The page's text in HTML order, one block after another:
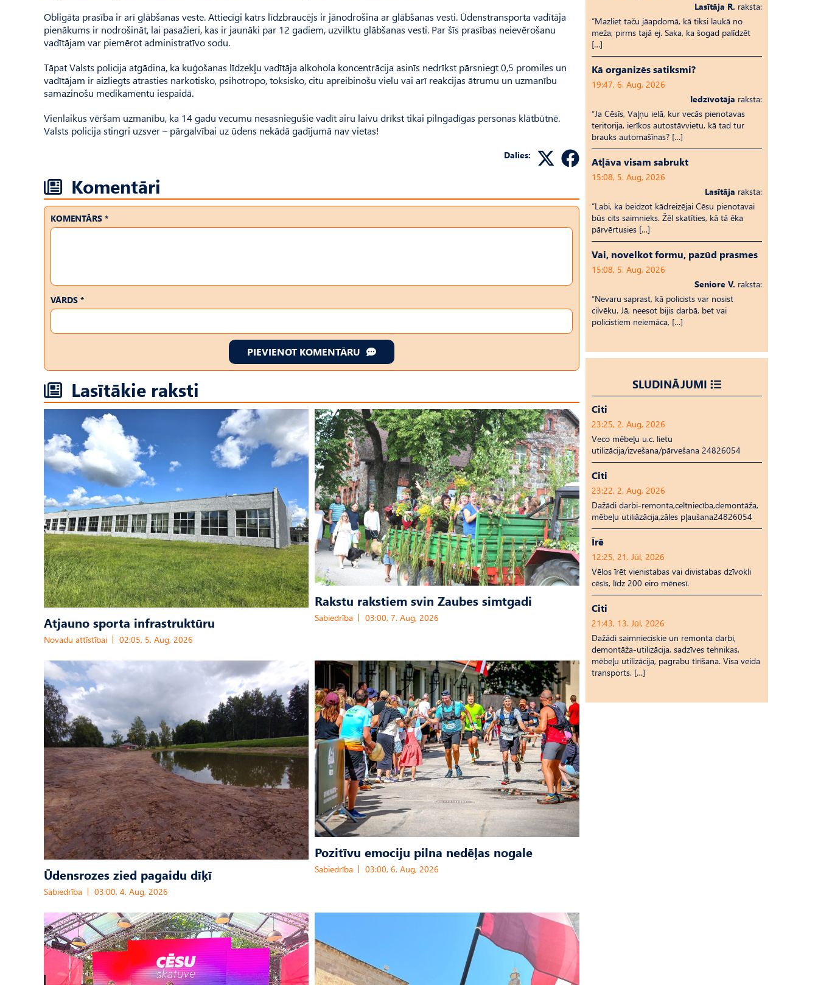
Obligāta prasība ir arī glābšanas veste. Attiecīgi katrs līdzbraucējs ir jānodrošina ar glābšanas vesti. Ūdenstransporta vadītāja
pienākums ir nodrošināt, lai pasažieri, kas ir jaunāki par 12 gadiem, uzvilktu glābšanas vesti. Par šīs prasības neievērošanu
vadītājam var piemērot administratīvo sodu.
Tāpat Valsts policija atgādina, ka kuģošanas līdzekļu vadītāja alkohola koncentrācija asinīs nedrīkst pārsniegt 0,5 promiles un
vadītājam ir aizliegts atrasties narkotisko, psihotropo, toksisko, citu apreibinošu vielu vai arī reakcijas ātrumu un uzmanību
samazinošu medikamentu iespaidā.
Vienlaikus vēršam uzmanību, ka 14 gadu vecumu nesasniegušie vadīt airu laivu drīkst tikai pilngadīgas personas klātbūtnē.
Valsts policija stingri uzsver – pārgalvībai uz ūdens nekādā gadījumā nav vietas!
Dalies:
Komentāri
KOMENTĀRS *
VĀRDS *
PIEVIENOT KOMENTĀRU
Lasītākie raksti
Atjauno sporta infrastruktūru
Novadu attīstībai 02:05, 5. Aug, 2026
Rakstu rakstiem svin Zaubes simtgadi
Sabiedrība 03:00, 7. Aug, 2026
Ūdensrozes zied pagaidu dīķī
Sabiedrība 03:00, 4. Aug, 2026
Pozitīvu emociju pilna nedēļas nogale
Sabiedrība 03:00, 6. Aug, 2026
Lasītāja R. raksta:
“Mazliet taču jāapdomā, kā tiksi laukā no
meža, pirms tajā ej. Saka, ka šogad palīdzēt
[…]
Kā organizēs satiksmi?
19:47, 6. Aug, 2026
Iedzīvotāja raksta:
“Ja Cēsīs, Vaļņu ielā, kur vecās pienotavas
teritorija, ierīkos autostāvvietu, kā tad tur
brauks automašīnas? […]
Atļāva visam sabrukt
15:08, 5. Aug, 2026
Lasītāja raksta:
“Labi, ka beidzot kādreizējai Cēsu pienotavai
būs cits saimnieks. Žēl skatīties, kā tā ēka
pārvērtusies […]
Vai, novelkot formu, pazūd prasmes
15:08, 5. Aug, 2026
Seniore V. raksta:
“Nevaru saprast, kā policists var nosist
cilvēku. Jā, neesot bijis darbā, bet vai
policistiem neiemāca, […]
SLUDINĀJUMI
Citi
23:25, 2. Aug, 2026
Veco mēbeļu u.c. lietu
utilizācija/izvešana/pārvešana 24826054
Citi
23:22, 2. Aug, 2026
Dažādi darbi-remonta,celtniecība,demontāža,
mēbeļu utiliāzācija,zāles pļaušana24826054
Īrē
12:25, 21. Jūl, 2026
Vēlos īrēt vienistabas vai divistabas dzīvokli
cēsīs, līdz 200 eiro mēnesī.
Citi
21:43, 13. Jūl, 2026
Dažādi saimnieciskie un remonta darbi,
demontāža-utilizācija, sadzīves tehnikas,
mēbeļu utilizācija, pagrabu tīrīšana. Visa veida
transports. […]